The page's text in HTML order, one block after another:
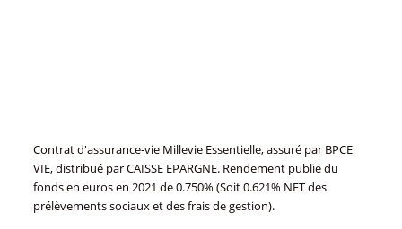
Contrat d'assurance-vie Millevie Essentielle, assuré par BPCE
VIE, distribué par CAISSE EPARGNE. Rendement publié du
fonds en euros en 2021 de 0.750% (Soit 0.621% NET des
prélèvements sociaux et des frais de gestion).